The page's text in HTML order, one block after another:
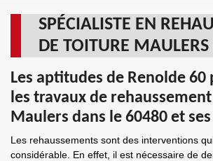
SPÉCIALISTE EN
DE TOITURE
Les aptitudes de Renolde
les travaux de
Maulers dans le 60480 et
Les rehaussements sont des interventions
considérable. En effet, il est nécessaire de